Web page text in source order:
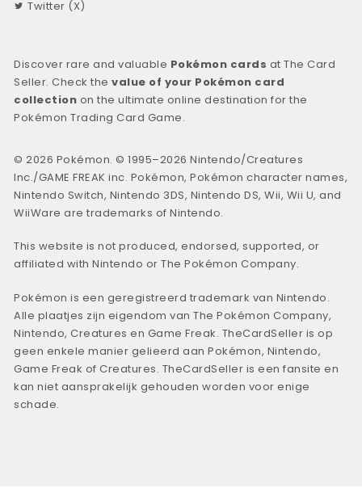
Twitter (X)
Discover rare and valuable Pokémon cards at The Card
Seller. Check thevalue of your Pokémon card
collection on the ultimate online destination for the
Pokémon Trading Card Game.
© 2026 Pokémon. © 1995–2026 Nintendo/Creatures
Inc./GAME FREAK inc. Pokémon, Pokémon character names,
Nintendo Switch, Nintendo 3DS, Nintendo DS, Wii, Wii U, and
WiiWare are trademarks of Nintendo.
This website is not produced, endorsed, supported, or
affiliated with Nintendo or The Pokémon Company.
Pokémon is een geregistreerd trademark van Nintendo.
Alle plaatjes zijn eigendom van The Pokémon Company,
Nintendo, Creatures en Game Freak. TheCardSeller is op
geen enkele manier gelieerd aan Pokémon, Nintendo,
Game Freak of Creatures. TheCardSeller is een fansite en
kan niet aansprakelijk gehouden worden voor enige
schade.